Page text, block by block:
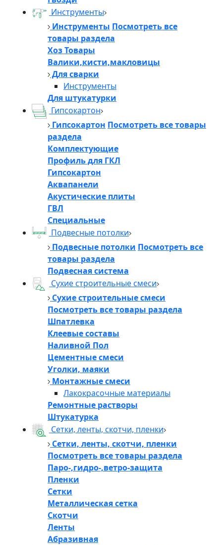
Инструменты
Инструменты Посмотреть все
товары раздела
Хоз Товары
Валики,кисти,макловицы
Для сварки
Инструменты
Для штукатурки
Гипсокартон
Гипсокартон Посмотреть все товары
раздела
Комплектующие
Профиль для ГКЛ
Гипсокартон
Аквапанели
Акустические плиты
ГВЛ
Специальные
Подвесные потолки
Подвесные потолки Посмотреть все
товары раздела
Подвесная система
Сухие строительные смеси
Сухие строительные смеси
Посмотреть все товары раздела
Шпатлевка
Клеевые составы
Наливной Пол
Цементные смеси
Уголки, маяки
Монтажные смеси
Лакокрасочные материалы
Ремонтные растворы
Штукатурка
Сетки, ленты, скотчи, пленки
Сетки, ленты, скотчи, пленки
Посмотреть все товары раздела
Паро-,гидро-,ветро-защита
Пленки
Сетки
Металлическая сетка
Скотчи
Ленты
Абразивная